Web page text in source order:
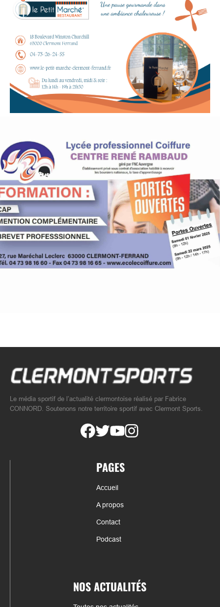
Le média sportif de l’actualité clermontoise réalisé par Fabrice
CONNORD. Soutenons notre territoire sportif avec Clermont Sports.
PAGES
Accueil
A propos
Contact
Podcast
NOS ACTUALITÉS